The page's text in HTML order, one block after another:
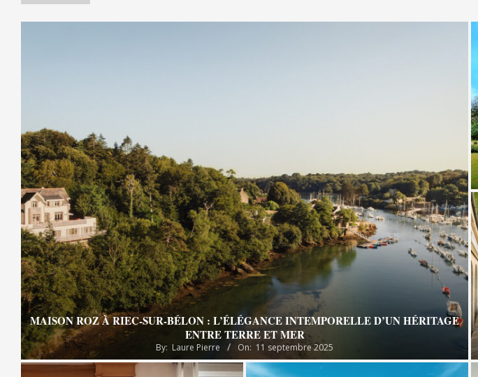
MAISON ROZ À RIEC-SUR-BÉLON : L’ÉLÉGANCE INTEMPORELLE D’UN HÉRITAGE
ENTRE TERRE ET MER
By: Laure Pierre On: 11 septembre 2025